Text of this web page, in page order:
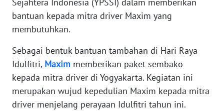
Sejahtera Indonesia (YPSSI) dalam memberikan
bantuan kepada mitra driver Maxim yang
membutuhkan.
Sebagai bentuk bantuan tambahan di Hari Raya
Idulfitri, Maxim memberikan paket sembako
kepada mitra driver di Yogyakarta. Kegiatan ini
merupakan wujud kepedulian Maxim kepada mitra
driver menjelang perayaan Idulfitri tahun ini.
Wahana
News
Regional
WN
SUMUT
WN
JAKARTA